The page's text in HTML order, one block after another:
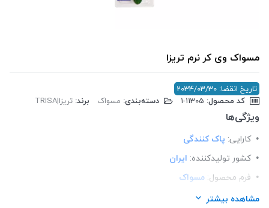
مسواک وی کر نرم تریزا
تاریخ انقضا: 2034/03/30
کد محصول:
دسته‌بندی: مسواک برند: تریزا|TRISA
ویژگی‌ها
کارایی: پاک کنندگی
کشور تولید‎کننده:
ایران
فرم محصول: مسواک
برند:تریزا (Trisa)
مشاهده بیشتر